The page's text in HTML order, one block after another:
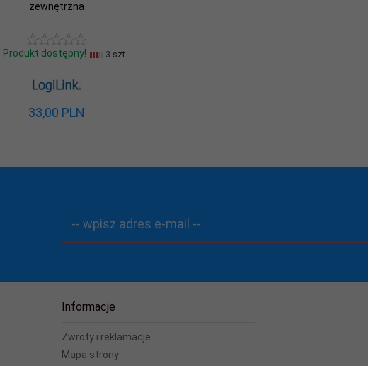
zewnętrzna
Produkt dostępny! 3 szt.
33,00 PLN
-- wpisz adres e-mail --
Informacje
Zwroty i reklamacje
Mapa strony